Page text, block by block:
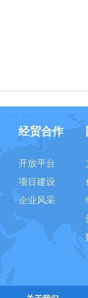
经贸合作
开放平台
项目建设
企业风采